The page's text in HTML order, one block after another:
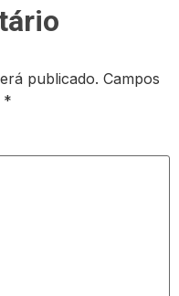
publicado. Campos
*